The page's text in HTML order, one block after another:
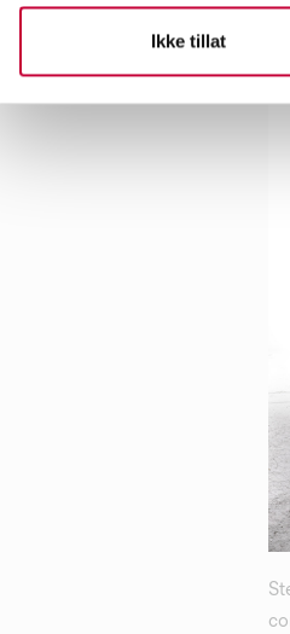
Ikke tillat